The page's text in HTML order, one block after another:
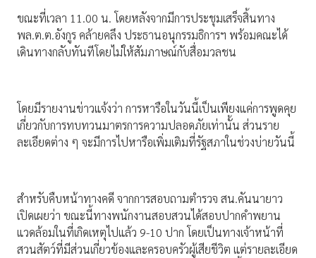
ขณะที่เวลา 11.00 น. โดยหลังจากมีการประชุมเสร็จสิ้นทาง
พล.ต.ต.อังกูร คล้ายคลึง ประธานอนุกรรมธิการฯ พร้อมคณะได้
เดินทางกลับทันทีโดยไม่ให้สัมภาษณ์กับสื่อมวลชน
โดยมีรายงานข่าวแจ้งว่า การหารือในวันนี้เป็นเพียงแค่การพูดคุย
เกี่ยวกับการทบทวนมาตรการความปลอดภัยเท่านั้น ส่วนราย
ละเอียดต่าง ๆ จะมีการไปหารือเพิ่มเติมที่รัฐสภาในช่วงบ่ายวันนี้
สำหรับคืบหน้าทางคดี จากการสอบถามตำรวจ สน.คันนายาว
เปิดเผยว่า ขณะนี้ทางพนักงานสอบสวนได้สอบปากคำพยาน
แวดล้อมในที่เกิดเหตุไปแล้ว 9-10 ปาก โดยเป็นทางเจ้าหน้าที่
สวนสัตว์ที่มีส่วนเกี่ยวข้องและครอบครัวผู้เสียชีวิต แต่รายละเอียด